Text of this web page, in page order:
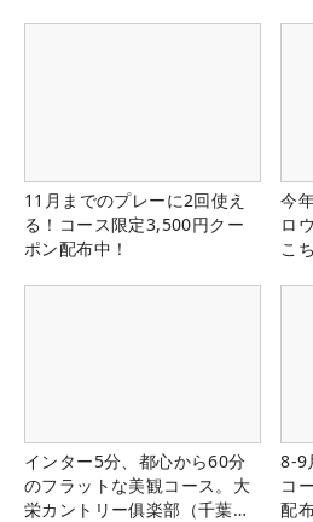
11月までのプレーに2回使え
る！コース限定3,500円クー
ポン配布中！
今
ロ
こ
インター5分、都心から60分
のフラットな美観コース。大
栄カントリー俱楽部（千葉
8-9
コ
配